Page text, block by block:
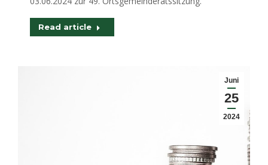
Read article
Juni
25
2024